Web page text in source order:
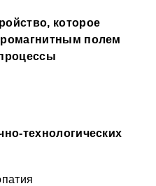
которое
полем
технологических